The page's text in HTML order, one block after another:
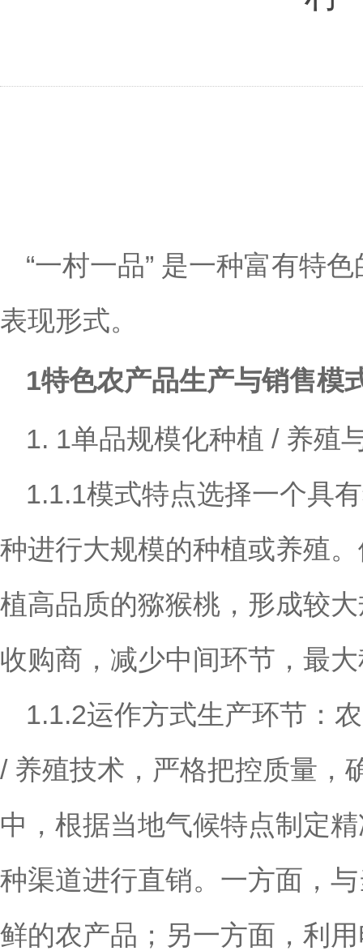
“一村一品” 是一种富有特
表现形式。
1特色农产品生产与销售模
1. 1单品规模化种植 / 养殖
1.1.1模式特点选择一个具
种进行大规模的种植或养殖
植高品质的猕猴桃，形成较
收购商，减少中间环节，最
1.1.2运作方式生产环节：
/ 养殖技术，严格把控质量，
中，根据当地气候特点制定
种渠道进行直销。一方面，
鲜的农产品；另一方面，利